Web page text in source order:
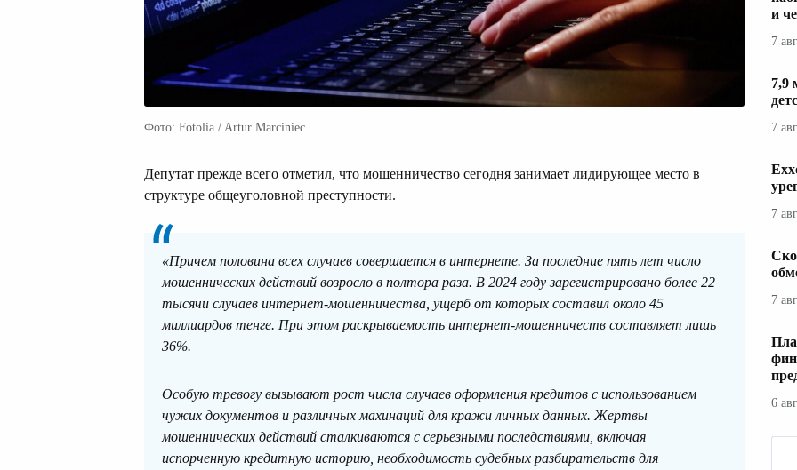
Фото: Fotolia / Artur Marciniec
Депутат прежде всего отметил, что мошенничество сегодня занимает лидирующее место в
структуре общеуголовной преступности.
«Причем половина всех случаев совершается в интернете. За последние пять лет число
мошеннических действий возросло в полтора раза. В 2024 году зарегистрировано более 22
тысячи случаев интернет-мошенничества, ущерб от которых составил около 45
миллиардов тенге. При этом раскрываемость интернет-мошенничеств составляет лишь
36%.
Особую тревогу вызывают рост числа случаев оформления кредитов с использованием
чужих документов и различных махинаций для кражи личных данных. Жертвы
мошеннических действий сталкиваются с серьезными последствиями, включая
испорченную кредитную историю, необходимость судебных разбирательств для
и
7
7,9
7
7
7
6